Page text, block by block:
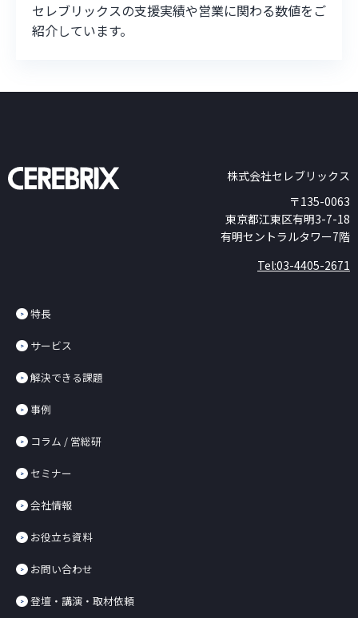
セレブリックスの支援実績や営業に関わる数値をご
紹介しています。
株式会社セレブリックス
〒135-0063
東京都江東区有明3-7-18
有明セントラルタワー7階
Tel:03-4405-2671
特長
サービス
解決できる課題
事例
コラム / 営総研
セミナー
会社情報
お役立ち資料
お問い合わせ
登壇・講演・取材依頼